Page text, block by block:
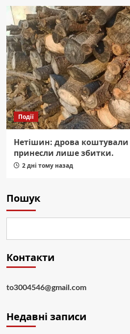
Події
Нетішин: дрова коштували
принесли лише збитки.
2 дні тому назад
Пошук
Контакти
to3004546@gmail.com
Недавні записи